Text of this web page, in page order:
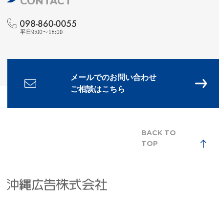
メールでのお問い合わせ
ご相談はこちら
BACK TO
TOP